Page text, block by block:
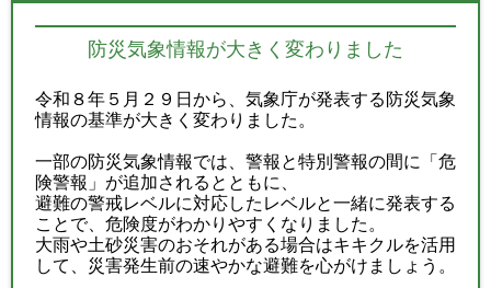
防災気象情報が大きく変わりました
令和８年５月２９日から、気象庁が発表する防災気象
情報の基準が大きく変わりました。
一部の防災気象情報では、警報と特別警報の間に「危
険警報」が追加されるとともに、
避難の警戒レベルに対応したレベルと一緒に発表する
ことで、危険度がわかりやすくなりました。
大雨や土砂災害のおそれがある場合はキキクルを活用
して、災害発生前の速やかな避難を心がけましょう。